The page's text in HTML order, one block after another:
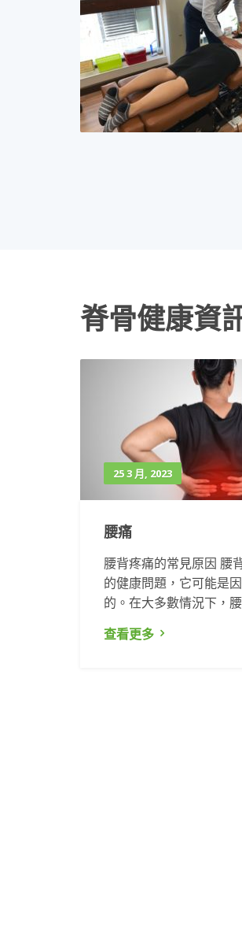
脊骨健康資
25 3 月, 2023
腰痛
腰背疼痛的常見原因 腰
的健康問題，它可能是
的。在大多數情況下，
查看更多